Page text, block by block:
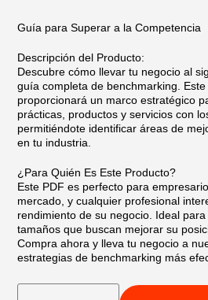
Guía para Superar a la Competencia
Descripción del Producto:
Descubre cómo llevar tu negocio al
guía completa de benchmarking.
proporcionará un marco estratégico
prácticas, productos y servicios con
permitiéndote identificar áreas de
en tu industria.
¿Para Quién Es Este Producto?
Este PDF es perfecto para
mercado, y cualquier profesional
rendimiento de su negocio. Ideal
tamaños que buscan mejorar su
Compra ahora y lleva tu negocio a
estrategias de benchmarking más